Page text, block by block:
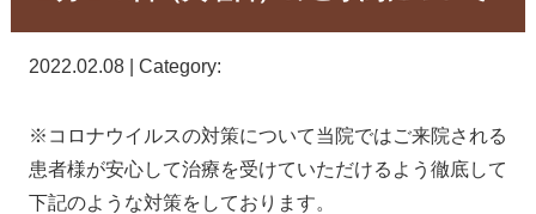
2022.02.08 | Category:
※コロナウイルスの対策について当院ではご来院される
患者様が安心して治療を受けていただけるよう徹底して
下記のような対策をしております。